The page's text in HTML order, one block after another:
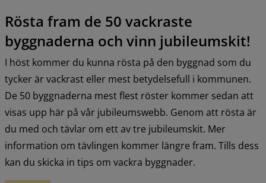
Rösta fram de 50 vackraste
byggnaderna och vinn jubileumskit!
I höst kommer du kunna rösta på den byggnad som du
tycker är vackrast eller mest betydelsefull i kommunen.
De 50 byggnaderna mest flest röster kommer sedan att
visas upp här på vår jubileumswebb. Genom att rösta är
du med och tävlar om ett av tre jubileumskit. Mer
information om tävlingen kommer längre fram. Tills dess
kan du skicka in tips om vackra byggnader.